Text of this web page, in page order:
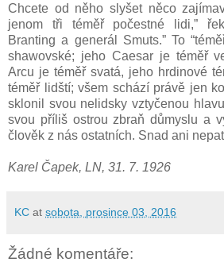
Chcete od něho slyšet něco
jenom tři téměř počestné lidi,”
Branting a generál Smuts.” To
shawovské; jeho Caesar je téměř
Arcu je téměř svatá, jeho hrdinové
téměř lidští; všem schází právě jen
sklonil svou nelidsky vztyčenou
svou příliš ostrou zbraň důmyslu a
člověk z nás ostatních. Snad ani
Karel Čapek, LN, 31. 7. 1926
KC at sobota, prosince 03, 2016
Žádné komentáře: